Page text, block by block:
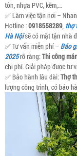
tôn, nhựa PVC, kẽm,…
✅ Làm việc tận nơi –
Hotline :0918558289, thợ
Hà Nộisẽ có mặt tận nhà
✅ Tư vấn miễn phí – Báo
2025rõ ràng:Thi công
chi phí. Giải pháp được tư
✅ Bảo hành lâu dài:Thợ
lượng công trình, có bảo